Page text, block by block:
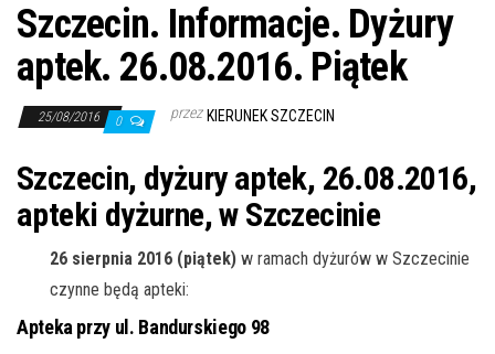
ę
Szczecin. Informacje. Dyżury
aptek. 26.08.2016. Piątek
25/08/2016 0 przez KIERUNEK SZCZECIN
Szczecin, dyżury aptek, 26.08.2016,
apteki dyżurne, w Szczecinie
26 sierpnia 2016 (piątek) w ramach dyżurów w Szczecinie
czynne będą apteki:
Apteka przy ul. Bandurskiego 98